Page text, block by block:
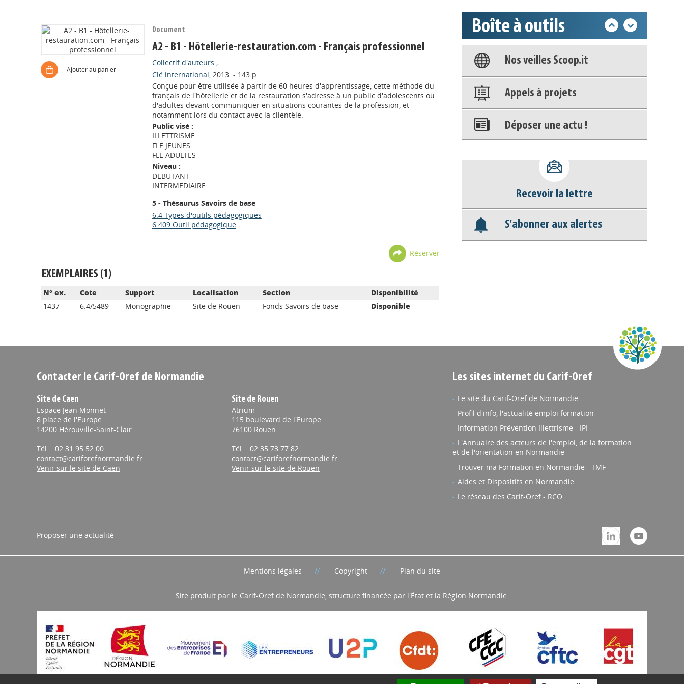
Ajouter au panier
Document
A2 - B1 - Hôtellerie-restauration.com - Français professionnel
Collectif d'auteurs ;
Clé international, 2013. - 143 p.
Conçue pour être utilisée à partir de 60 heures d'apprentissage, cette méthode du
français de l'hôtellerie et de la restauration s'adresse à un public d'adolescents ou
d'adultes devant communiquer en situations courantes de la profession, et
notamment lors du contact avec la clientèle.
Public visé :
ILLETTRISME
FLE JEUNES
FLE ADULTES
Niveau :
DEBUTANT
INTERMEDIAIRE
5 - Thésaurus Savoirs de base
6.4 Types d'outils pédagogiques
6.409 Outil pédagogique
Réserver
EXEMPLAIRES (1)
N° ex. Cote Support Localisation Section
Disponibilité
1437
6.4/5489 Monographie Site de Rouen Fonds Savoirs de base Disponible
Boîte à outils
Base documentaire
Nos veilles Scoop.it
Appels à projets
Déposer une actu !
déconnecter)
Base documentaire
Nos veilles Scoop.it
Recevoir la lettre
S'abonner aux alertes
Contacter le Carif-Oref de Normandie
Site de Caen
Espace Jean Monnet
8 place de l'Europe
14200 Hérouville-Saint-Clair
Tél. : 02 31 95 52 00
contact@cariforefnormandie.fr
Venir sur le site de Caen
Site de Rouen
Atrium
115 boulevard de l'Europe
76100 Rouen
Tél. : 02 35 73 77 82
contact@cariforefnormandie.fr
Venir sur le site de Rouen
Les sites internet du Carif-Oref
Le site du Carif-Oref de Normandie
Profil d'info, l'actualité emploi formation
Information Prévention Illettrisme - IPI
L'Annuaire des acteurs de l'emploi, de la formation
et de l'orientation en Normandie
Trouver ma Formation en Normandie - TMF
Aides et Dispositifs en Normandie
Le réseau des Carif-Oref - RCO
Proposer une actualité
Mentions légales Copyright Plan du site
Site produit par le Carif-Oref de Normandie, structure financée par l'État et la Région Normandie.